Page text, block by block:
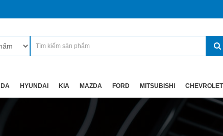
HYUNDAI KIA MAZDA FORD MITSUBISHI CHEVROLET